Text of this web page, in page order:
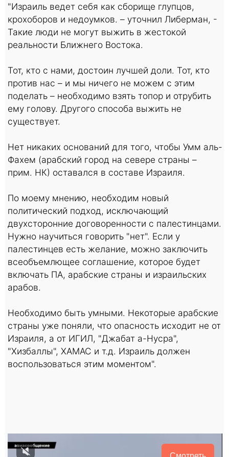
"Израиль ведет себя как сборище глупцов,
крохоборов и недоумков. – уточнил Либерман, -
Такие люди не могут выжить в жестокой
реальности Ближнего Востока.
Тот, кто с нами, достоин лучшей доли. Тот, кто
против нас – и мы ничего не можем с этим
поделать – необходимо взять топор и отрубить
ему голову. Другого способа выжить не
существует.
Нет никаких оснований для того, чтобы Умм аль-
Фахем (арабский город на севере страны –
прим. НК) оставался в составе Израиля.
По моему мнению, необходим новый
политический подход, исключающий
двухсторонние договоренности с палестинцами.
Нужно научиться говорить "нет". Если у
палестинцев есть желание, можно заключить
всеобъемлющее соглашение, которое будет
включать ПА, арабские страны и израильских
арабов.
Необходимо быть умными. Некоторые арабские
страны уже поняли, что опасность исходит не от
Израиля, а от ИГИЛ, "Джабат а-Нусра",
"Хизбаллы", ХАМАС и т.д. Израиль должен
воспользоваться этим моментом".